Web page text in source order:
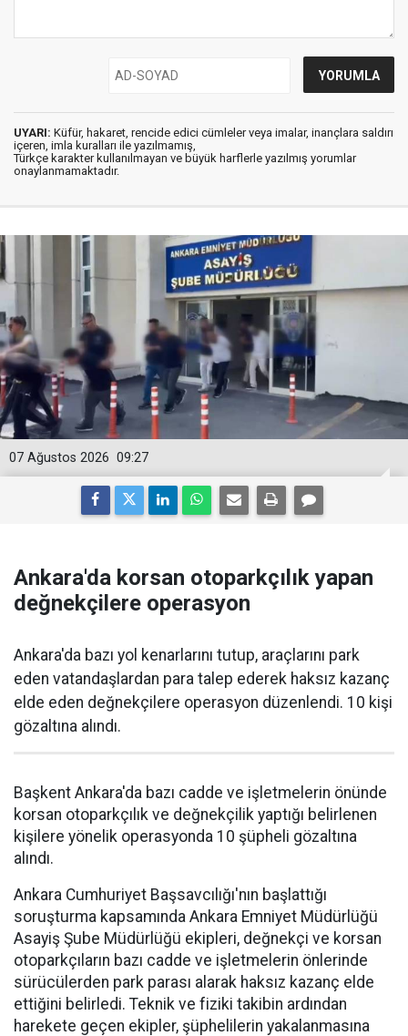
UYARI: Küfür, hakaret, rencide edici cümleler veya imalar, inançlara saldırı
içeren, imla kuralları ile yazılmamış,
Türkçe karakter kullanılmayan ve büyük harflerle yazılmış yorumlar
onaylanmamaktadır.
09:27
07 Ağustos 2026
Ankara'da korsan otoparkçılık yapan
değnekçilere operasyon
Ankara'da bazı yol kenarlarını tutup, araçlarını park
eden vatandaşlardan para talep ederek haksız kazanç
elde eden değnekçilere operasyon düzenlendi. 10 kişi
gözaltına alındı.
Başkent Ankara'da bazı cadde ve işletmelerin önünde
korsan otoparkçılık ve değnekçilik yaptığı belirlenen
kişilere yönelik operasyonda 10 şüpheli gözaltına
alındı.
Ankara Cumhuriyet Başsavcılığı'nın başlattığı
soruşturma kapsamında Ankara Emniyet Müdürlüğü
Asayiş Şube Müdürlüğü ekipleri, değnekçi ve korsan
otoparkçıların bazı cadde ve işletmelerin önlerinde
sürücülerden park parası alarak haksız kazanç elde
ettiğini belirledi. Teknik ve fiziki takibin ardından
harekete geçen ekipler, şüphelilerin yakalanmasına